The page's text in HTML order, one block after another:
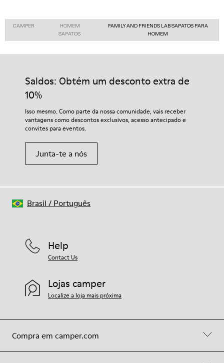
CAMPER
HOMEM
SAPATOS
FAMILY AND FRIENDS LAB SAPATOS PARA
HOMEM
Saldos: Obtém um desconto extra de
10%
Isso mesmo. Como parte da nossa comunidade, vais receber
vantagens como descontos exclusivos, acesso antecipado e
convites para eventos.
Junta-te a nós
Compra em camper.com
Help
Contact Us
Lojas camper
Localize a loja mais próxima
Brasil / Português